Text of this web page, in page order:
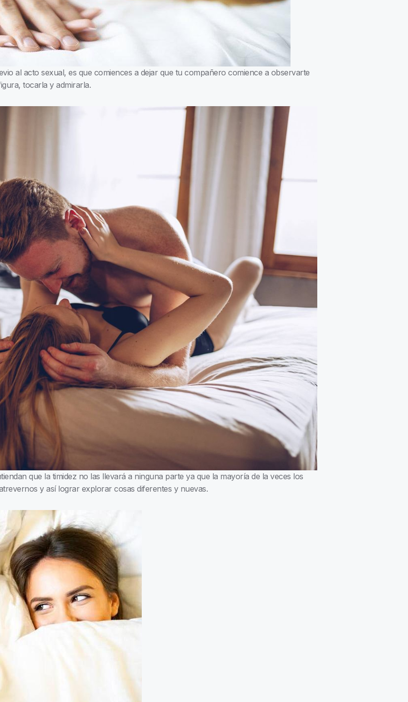
al acto sexual, es que comiences a dejar que tu compañero comience a observarte
tocarla y admirarla.
que la timidez no las llevará a ninguna parte ya que la mayoría de la veces los
y así lograr explorar cosas diferentes y nuevas.